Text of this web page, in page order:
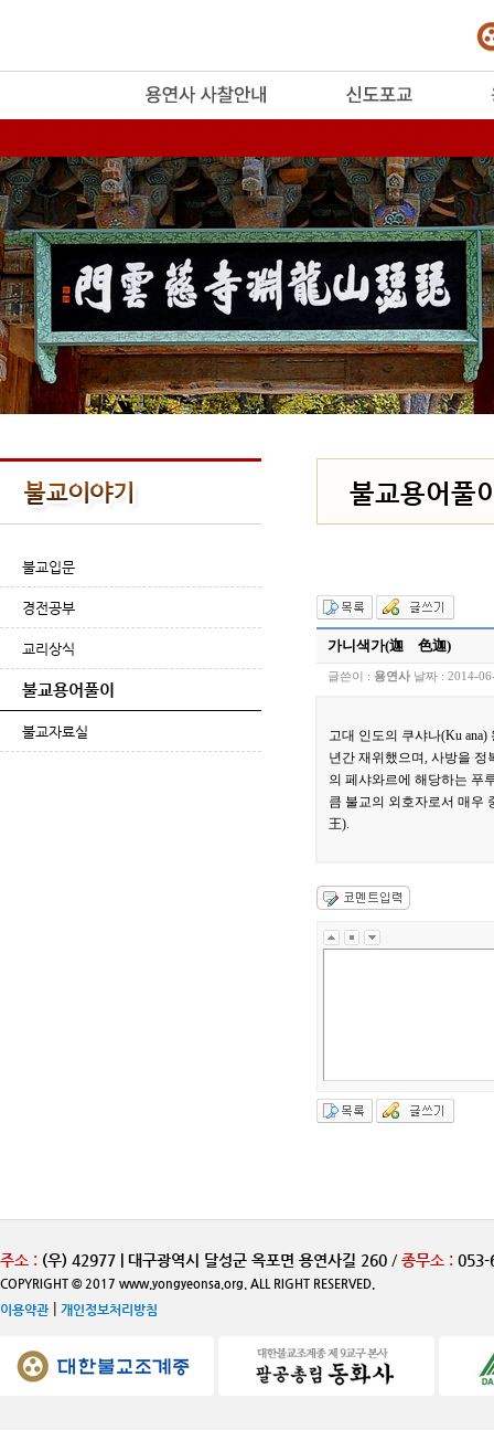
불교입문
경전공부
교리상식
불교용어풀이
불교자료실
불교용어풀
가니색가(迦 色迦)
글쓴이 : 용연사 날짜 : 2014-
고대 인도의 쿠샤나(Ku
년간 재위했으며, 사방을
의 페샤와르에 해당하는 푸
큼 불교의 외호자로서 매우
王).
주소 : (우) 42977 | 대구광역시 달성군 옥포면 용연사길 260 / 종무소 : 053-
COPYRIGHT © 2017 www.yongyeonsa.org. ALL RIGHT RESERVED.
이용약관| 개인정보처리방침